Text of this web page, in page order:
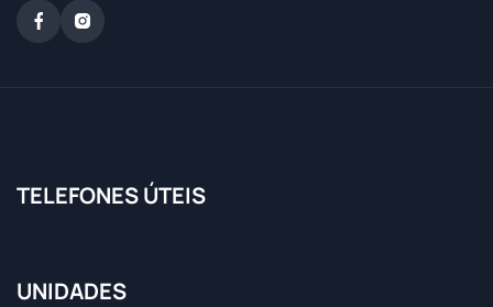
TELEFONES ÚTEIS
UNIDADES